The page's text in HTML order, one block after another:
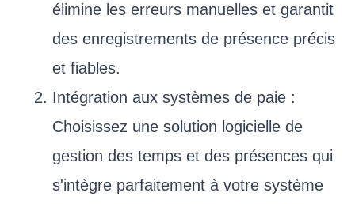
élimine les erreurs manuelles et garantit
des enregistrements de présence précis
et fiables.
Intégration aux systèmes de paie :
Choisissez une solution logicielle de
gestion des temps et des présences qui
s'intègre parfaitement à votre système